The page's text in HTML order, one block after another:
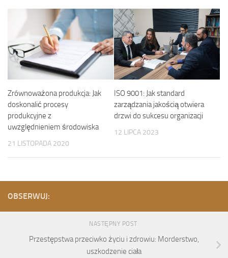
Zrównoważona produkcja: Jak
doskonalić procesy
produkcyjne z
uwzględnieniem środowiska
21 LISTOPADA 2020
ISO 9001: Jak standard
zarządzania jakością otwiera
drzwi do sukcesu organizacji
12 LIPCA 2023
OBSERWUJ:
NASTĘPNY POST
Przestępstwa przeciwko życiu i zdrowiu: Morderstwo,
uszkodzenie ciała